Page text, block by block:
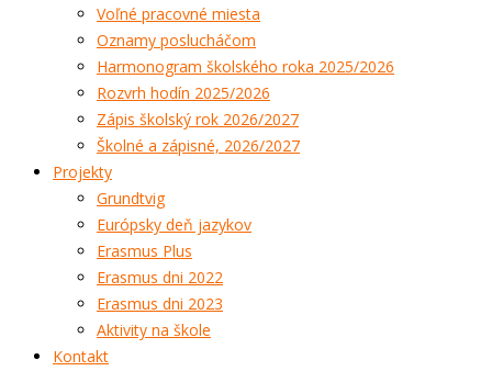
Voľné pracovné miesta
Oznamy poslucháčom
Harmonogram školského roka 2025/2026
Rozvrh hodín 2025/2026
Zápis školský rok 2026/2027
Školné a zápisné, 2026/2027
Projekty
Grundtvig
Európsky deň jazykov
Erasmus Plus
Erasmus dni 2022
Erasmus dni 2023
Aktivity na škole
Kontakt